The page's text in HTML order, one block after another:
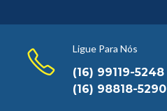
Ligue Para Nós
(16) 99119-5248
(16) 98818-5290